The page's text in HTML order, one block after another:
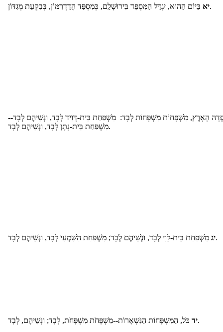
יאבַּיּוֹם הַהוּא, יִגְדַּל הַמִּסְפֵּד בִּירוּשָׁלִַם, כְּמִסְפַּד הֲדַדְרִמּוֹן, בְּבִקְעַת מְגִדּוֹן.
הָאָרֶץ, מִשְׁפָּחוֹת מִשְׁפָּחוֹת לְבָד: מִשְׁפַּחַת בֵּית-דָּוִיד לְבָד, וּנְשֵׁיהֶם לְבָד--
מִשְׁפַּחַת בֵּית-נָתָן לְבָד, וּנְשֵׁיהֶם לְבָד.
יגמִשְׁפַּחַת בֵּית-לֵוִי לְבָד, וּנְשֵׁיהֶם לְבָד; מִשְׁפַּחַת הַשִּׁמְעִי לְבָד, וּנְשֵׁיהֶם לְבָד.
ידכֹּל, הַמִּשְׁפָּחוֹת הַנִּשְׁאָרוֹת--מִשְׁפָּחֹת מִשְׁפָּחֹת, לְבָד; וּנְשֵׁיהֶם, לְבָד.